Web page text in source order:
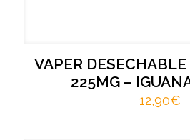
VAPER
225MG –
12,90€